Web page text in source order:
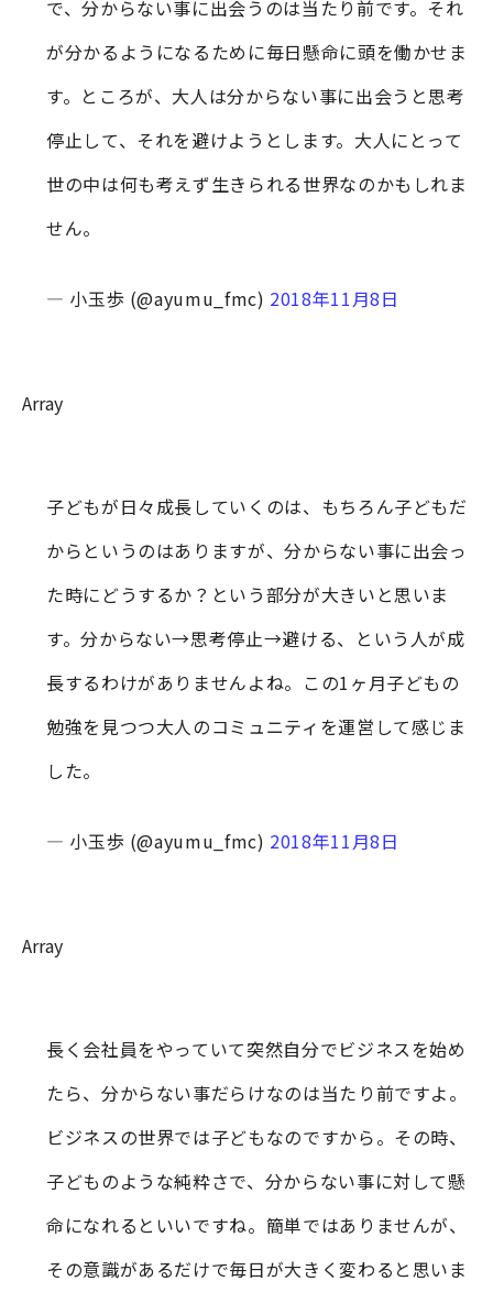
で、分からない事に出会うのは当たり前です。それ
が分かるようになるために毎日懸命に頭を働かせま
す。ところが、大人は分からない事に出会うと思考
停止して、それを避けようとします。大人にとって
世の中は何も考えず生きられる世界なのかもしれま
せん。
— 小玉歩 (@ayumu_fmc) 2018年11月8日
Array
子どもが日々成長していくのは、もちろん子どもだ
からというのはありますが、分からない事に出会っ
た時にどうするか？という部分が大きいと思いま
す。分からない→思考停止→避ける、という人が成
長するわけがありませんよね。この1ヶ月子どもの
勉強を見つつ大人のコミュニティを運営して感じま
した。
— 小玉歩 (@ayumu_fmc) 2018年11月8日
Array
長く会社員をやっていて突然自分でビジネスを始め
たら、分からない事だらけなのは当たり前ですよ。
ビジネスの世界では子どもなのですから。その時、
子どものような純粋さで、分からない事に対して懸
命になれるといいですね。簡単ではありませんが、
その意識があるだけで毎日が大きく変わると思いま